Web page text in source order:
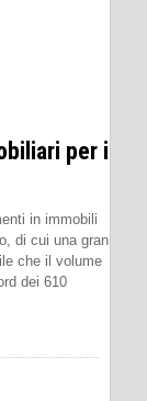
per i
in immobili
di cui una gran
che il volume
dei 610